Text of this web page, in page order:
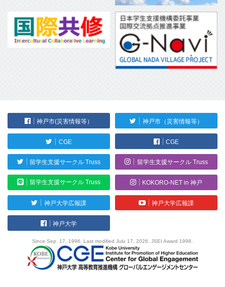
神戸市(災害情報等） 神戸市（災害情報等）
CGE CGE
留学生支援サークル Truss 留学生支援サークル Truss
留学生支援サークル Truss KOKORO-NET in 神戸
神戸大学広報課 神戸大学広報課
神戸大学
Since Sep. 17, 1996. Last modified Julu 17, 2026. JSEI Award 1998.